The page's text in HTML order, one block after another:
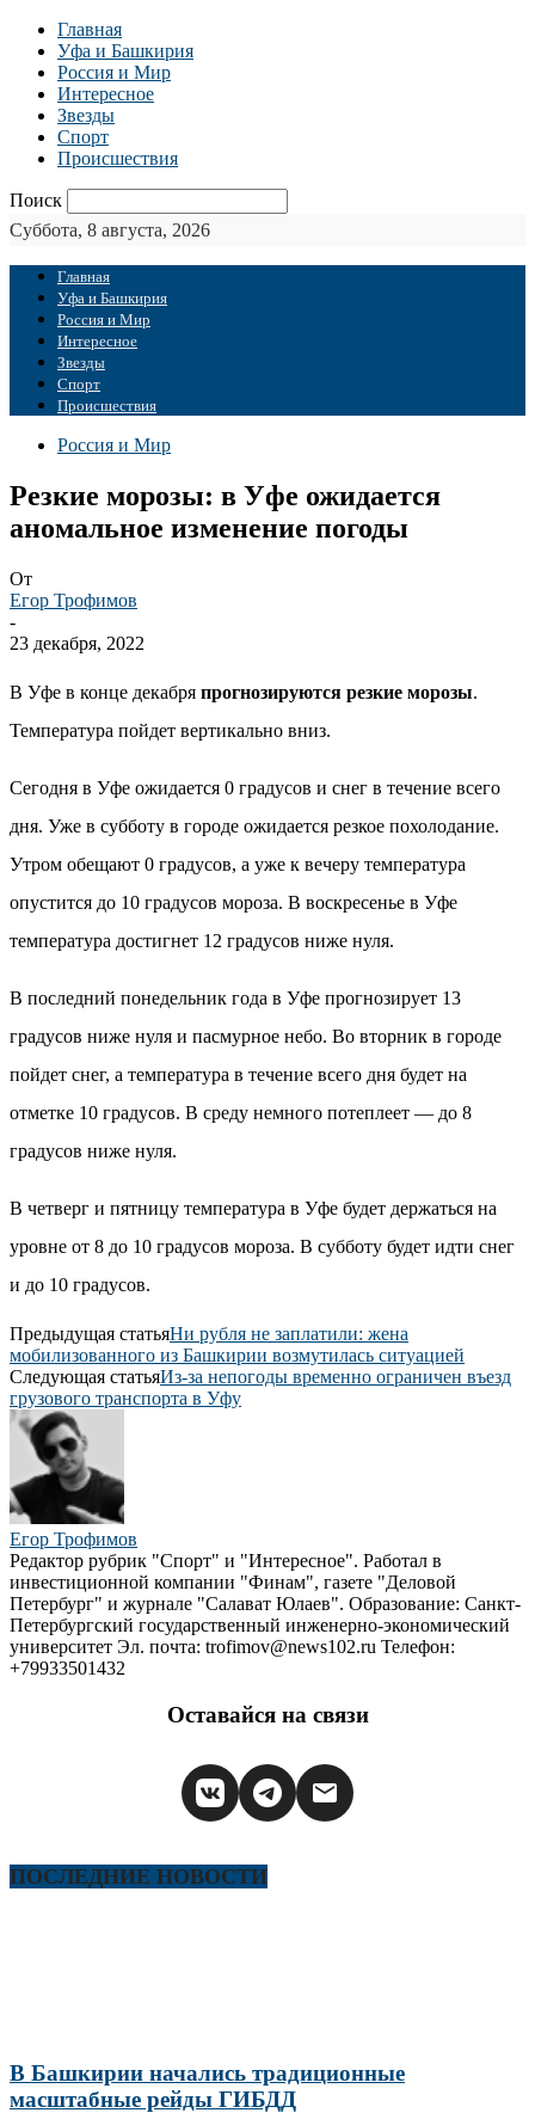
Главная
Уфа и Башкирия
Россия и Мир
Интересное
Звезды
Спорт
Происшествия
Поиск
Суббота, 8 августа, 2026
Главная
Уфа и Башкирия
Россия и Мир
Интересное
Звезды
Спорт
Происшествия
Россия и Мир
Резкие морозы: в Уфе ожидается
аномальное изменение погоды
От
Егор Трофимов
-
23 декабря, 2022
В Уфе в конце декабря прогнозируются резкие морозы.
Температура пойдет вертикально вниз.
Сегодня в Уфе ожидается 0 градусов и снег в течение всего
дня. Уже в субботу в городе ожидается резкое похолодание.
Утром обещают 0 градусов, а уже к вечеру температура
опустится до 10 градусов мороза. В воскресенье в Уфе
температура достигнет 12 градусов ниже нуля.
В последний понедельник года в Уфе прогнозирует 13
градусов ниже нуля и пасмурное небо. Во вторник в городе
пойдет снег, а температура в течение всего дня будет на
отметке 10 градусов. В среду немного потеплеет — до 8
градусов ниже нуля.
В четверг и пятницу температура в Уфе будет держаться на
уровне от 8 до 10 градусов мороза. В субботу будет идти снег
и до 10 градусов.
Предыдущая статьяНи рубля не заплатили: жена
мобилизованного из Башкирии возмутилась ситуацией
Следующая статьяИз-за непогоды временно ограничен въезд
грузового транспорта в Уфу
Егор Трофимов
Редактор рубрик "Спорт" и "Интересное". Работал в
инвестиционной компании "Финам", газете "Деловой
Петербург" и журнале "Салават Юлаев". Образование: Санкт-
Петербургский государственный инженерно-экономический
университет Эл. почта: trofimov@news102.ru Телефон:
+79933501432
Оставайся на связи
ПОСЛЕДНИЕ НОВОСТИ
В Башкирии начались традиционные
масштабные рейды ГИБДД